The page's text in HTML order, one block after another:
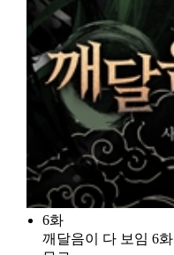
6화
깨달음이 다 보임 6화